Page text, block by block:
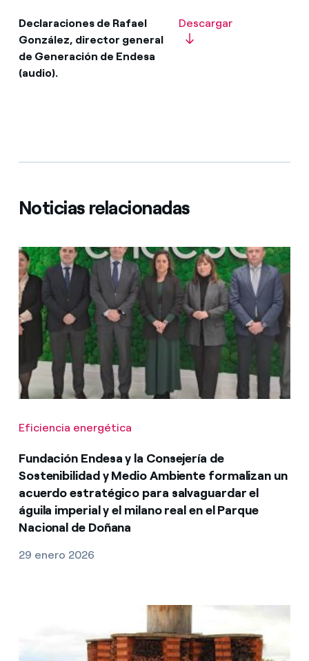
Declaraciones de Rafael
González, director general
de Generación de Endesa
(audio).
Descargar
Noticias relacionadas
Eficiencia energética
Fundación Endesa y la Consejería de
Sostenibilidad y Medio Ambiente formalizan un
acuerdo estratégico para salvaguardar el
águila imperial y el milano real en el Parque
Nacional de Doñana
29 enero 2026